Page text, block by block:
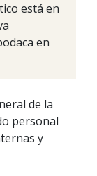
está en
en
de la
personal
y